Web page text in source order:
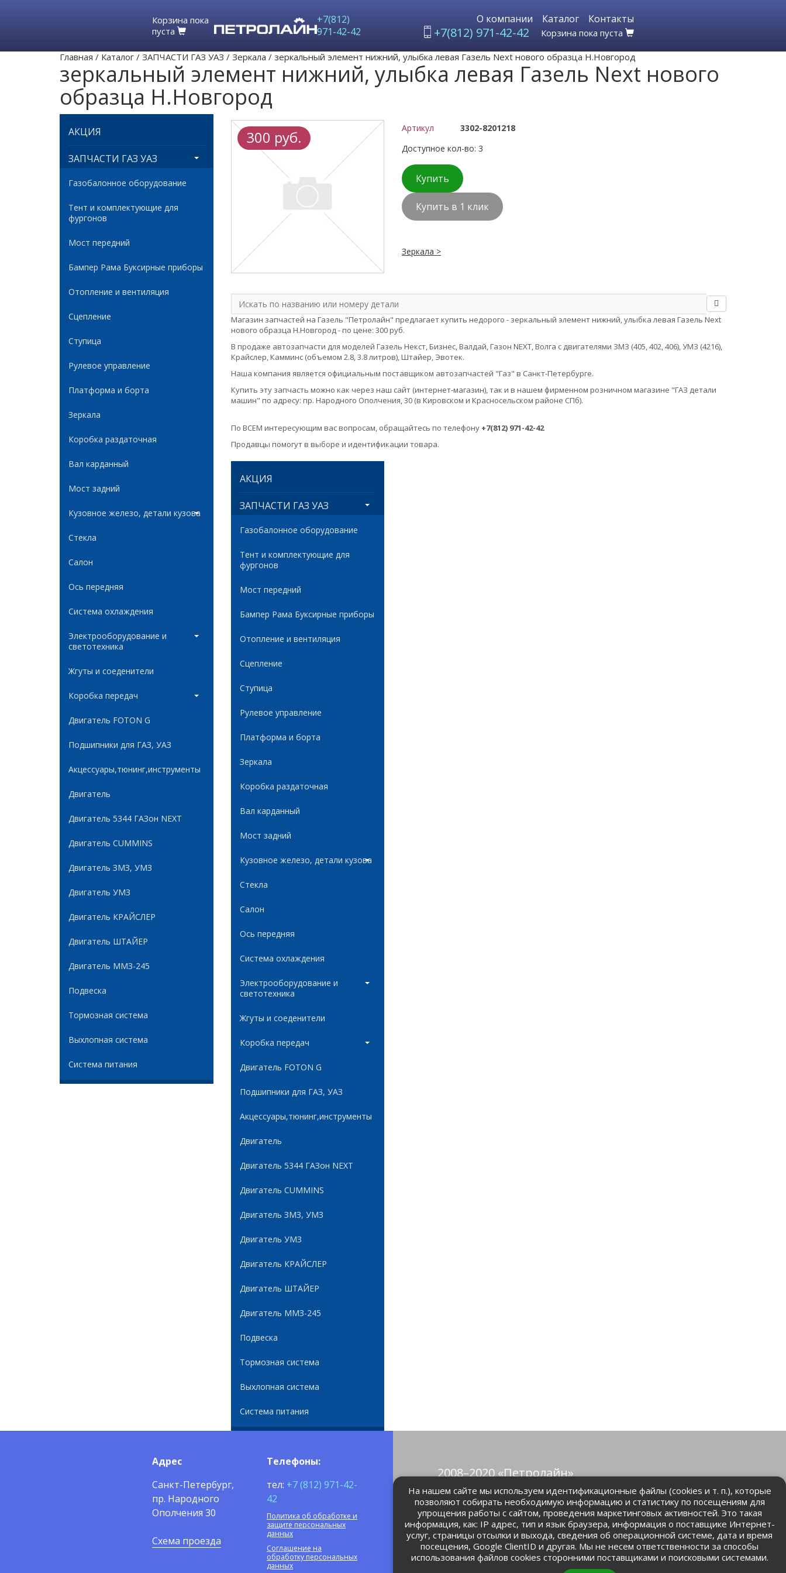
Корзина пока
пуста
+7(812)
971-42-42
О компании Каталог Контакты
+7(812) 971-42-42 Корзина пока пуста
Главная / Каталог / ЗАПЧАСТИ ГАЗ УАЗ / Зеркала / зеркальный элемент нижний, улыбка левая Газель Next нового образца Н.Новгород
зеркальный элемент нижний, улыбка левая Газель Next нового
образца Н.Новгород
АКЦИЯ
ЗАПЧАСТИ ГАЗ УАЗ
Газобалонное оборудование
Тент и комплектующие для
фургонов
Мост передний
Бампер Рама Буксирные приборы
Отопление и вентиляция
Сцепление
Ступица
Рулевое управление
Платформа и борта
Зеркала
Коробка раздаточная
Вал карданный
Мост задний
Кузовное железо, детали кузова
Стекла
Салон
Ось передняя
Система охлаждения
Электрооборудование и
светотехника
Жгуты и соеденители
Коробка передач
Двигатель FOTON G
Подшипники для ГАЗ, УАЗ
Акцессуары,тюнинг,инструменты
Двигатель
Двигатель 5344 ГАЗон NEXT
Двигатель CUMMINS
Двигатель ЗМЗ, УМЗ
Двигатель УМЗ
Двигатель КРАЙСЛЕР
Двигатель ШТАЙЕР
Двигатель ММЗ-245
Подвеска
Тормозная система
Выхлопная система
Система питания
300 руб. Артикул
3302-8201218
Доступное кол-во: 3
Купить
Купить в 1 клик
Зеркала >
Магазин запчастей на Газель "Петролайн" предлагает купить недорого - зеркальный элемент нижний, улыбка левая Газель Next
нового образца Н.Новгород - по цене: 300 руб.
В продаже автозапчасти для моделей Газель Некст, Бизнес, Валдай, Газон NEXT, Волга с двигателями ЗМЗ (405, 402, 406), УМЗ (4216),
Крайслер, Камминс (объемом 2.8, 3.8 литров), Штайер, Эвотек.
Наша компания является официальным поставщиком автозапчастей "Газ" в Санкт-Петербурге.
Купить эту запчасть можно как через наш сайт (интернет-магазин), так и в нашем фирменном розничном магазине "ГАЗ детали
машин" по адресу: пр. Народного Ополчения, 30 (в Кировском и Красносельском районе СПб).
По ВСЕМ интересующим вас вопросам, обращайтесь по телефону +7(812) 971-42-42
Продавцы помогут в выборе и идентификации товара.
АКЦИЯ
ЗАПЧАСТИ ГАЗ УАЗ
Газобалонное оборудование
Тент и комплектующие для
фургонов
Мост передний
Бампер Рама Буксирные приборы
Отопление и вентиляция
Сцепление
Ступица
Рулевое управление
Платформа и борта
Зеркала
Коробка раздаточная
Вал карданный
Мост задний
Кузовное железо, детали кузова
Стекла
Салон
Ось передняя
Система охлаждения
Электрооборудование и
светотехника
Жгуты и соеденители
Коробка передач
Двигатель FOTON G
Подшипники для ГАЗ, УАЗ
Акцессуары,тюнинг,инструменты
Двигатель
Двигатель 5344 ГАЗон NEXT
Двигатель CUMMINS
Двигатель ЗМЗ, УМЗ
Двигатель УМЗ
Двигатель КРАЙСЛЕР
Двигатель ШТАЙЕР
Двигатель ММЗ-245
Подвеска
Тормозная система
Выхлопная система
Система питания
Адрес
Санкт-Петербург,
пр. Народного
Ополчения 30
Схема проезда
Телефоны:
тел: +7 (812) 971-42-
42
Политика об обработке и
защите персональных
данных
Соглашение на
обработку персональных
данных
2008–2020 «Петролайн»
© Все права защищены.
petrolain@mail.ru
На нашем сайте мы используем идентификационные файлы (cookies и т. п.), которые
позволяют собирать необходимую информацию и статистику по посещениям для
упрощения работы с сайтом, проведения маркетинговых активностей. Это такая
информация, как: IP адрес, тип и язык браузера, информация о поставщике Интернет-
услуг, страницы отсылки и выхода, сведения об операционной системе, дата и время
посещения, Google ClientID и другая. Мы не несем ответственности за способы
использования файлов cookies сторонними поставщиками и поисковыми системами.